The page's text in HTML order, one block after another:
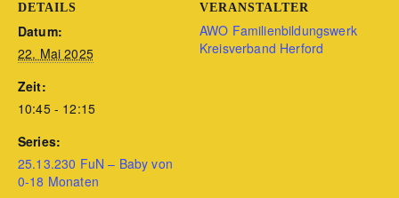
DETAILS
Datum:
22. Mai 2025
Zeit:
10:45 - 12:15
Series:
25.13.230 FuN – Baby von
0-18 Monaten
VERANSTALTER
AWO Familienbildungswerk
Kreisverband Herford